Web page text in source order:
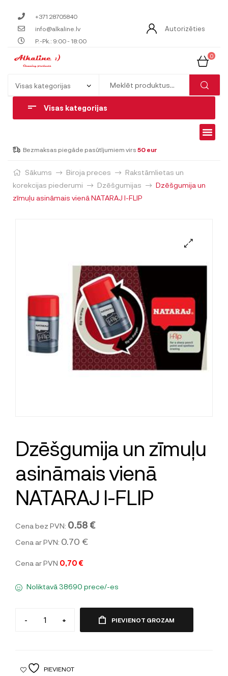
+371 28705840
info@alkaline.lv
P.-Pk.: 9:00 - 18:00
Autorizēties
0
Visas kategorijas
Bezmaksas piegāde pasūtījumiem virs 50 eur
Sākums Biroja preces
Rakstāmlietas un
korekcijas piederumi
Dzēšgumijas
Dzēšgumija un
zīmuļu asināmais vienā NATARAJ I-FLIP
Dzēšgumija un zīmuļu
asināmais vienā
NATARAJ I-FLIP
Cena bez PVN: 0.58 €
Cena ar PVN: 0.70 €
Cena ar PVN 0,70 €
Noliktavā 38690 prece/-es
- + PIEVIENOT GROZAM
PIEVIENOT